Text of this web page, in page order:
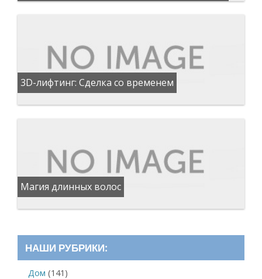
3D-лифтинг: Сделка со временем
Магия длинных волос
НАШИ РУБРИКИ:
Дом (141)